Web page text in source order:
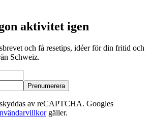
aktivitet igen
och få resetips, idéer för din fritid och
Schweiz.
Prenumerera
av reCAPTCHA. Googles
gäller.